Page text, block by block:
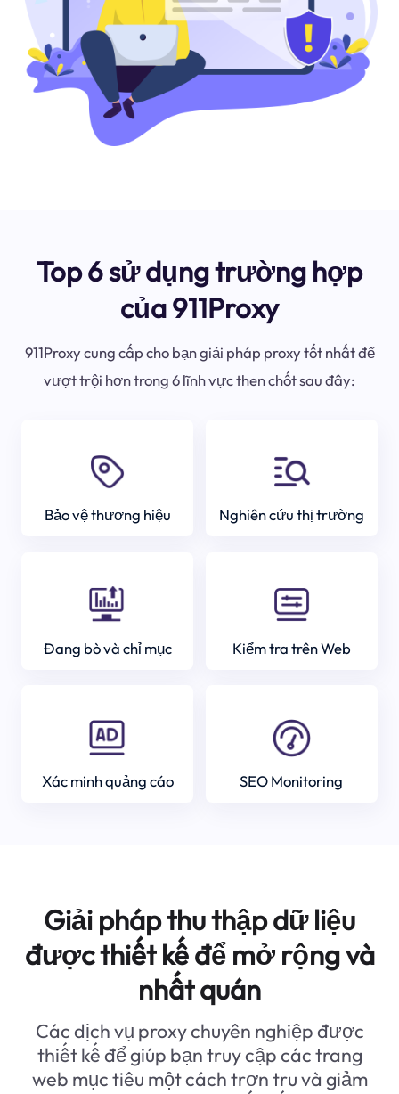
Top 6 sử dụng trường hợp
của 911Proxy
911Proxy cung cấp cho bạn giải pháp proxy tốt nhất để
vượt trội hơn trong 6 lĩnh vực then chốt sau đây:
Bảo vệ thương hiệu Nghiên cứu thị trường
Đang bò và chỉ mục Kiểm tra trên Web
Xác minh quảng cáo SEO Monitoring
Giải pháp thu thập dữ liệu
được thiết kế để mở rộng và
nhất quán
Các dịch vụ proxy chuyên nghiệp được
thiết kế để giúp bạn truy cập các trang
web mục tiêu một cách trơn tru và giảm